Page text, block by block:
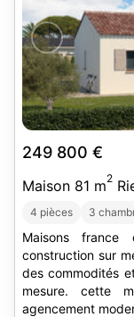
249 800 €
Maison 81 m2
4 pièces 3
Maisons
construction sur
des commodités
mesure. cette
agencement